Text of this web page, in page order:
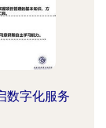
数字化服务